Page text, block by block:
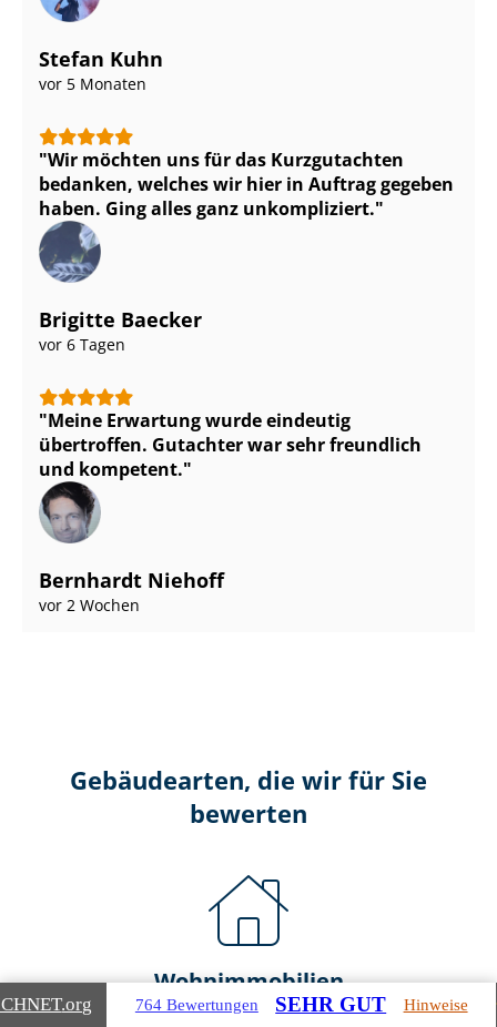
Stefan Kuhn
vor 5 Monaten
Wir möchten uns für das Kurzgutachten
bedanken, welches wir hier in Auftrag gegeben
haben. Ging alles ganz unkompliziert.
Brigitte Baecker
vor 6 Tagen
Meine Erwartung wurde eindeutig
übertroffen. Gutachter war sehr freundlich
und kompetent.
Bernhardt Niehoff
vor 2 Wochen
Gebäudearten, die wir für Sie
bewerten
Wohnimmobilien
.org 764 Bewertungen SEHR GUT Hinweise